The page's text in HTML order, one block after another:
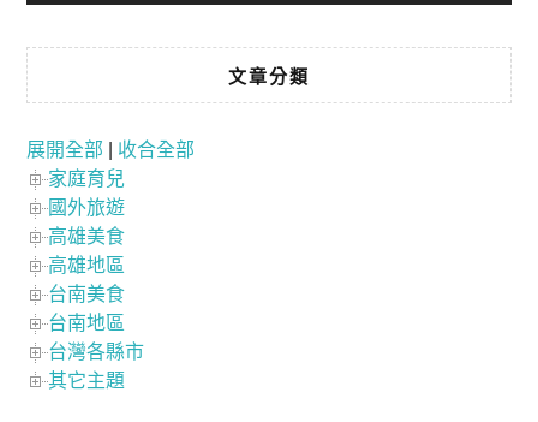
文章分類
展開全部
收合全部
家庭育兒
國外旅遊
高雄美食
高雄地區
台南美食
台南地區
台灣各縣市
其它主題